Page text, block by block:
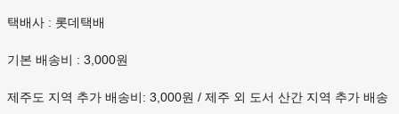
택배사 : 롯데택배
기본 배송비 : 3,000원
제주도 지역 추가 배송비: 3,000원 / 제주 외 도서 산간 지역 추가 배송